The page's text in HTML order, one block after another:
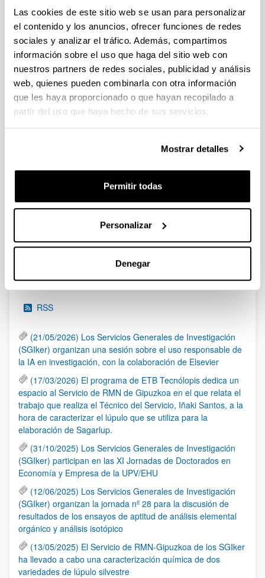
Las cookies de este sitio web se usan para personalizar
el contenido y los anuncios, ofrecer funciones de redes
sociales y analizar el tráfico. Además, compartimos
información sobre el uso que haga del sitio web con
nuestros partners de redes sociales, publicidad y análisis
web, quienes pueden combinarla con otra información
que les haya proporcionado o que hayan recopilado a
partir del uso que haya hecho de sus servicios.
Mostrar detalles
Permitir todas
Personalizar
Denegar
Artificial “
Plazo de presentación cerrado: 31/01/2024 - 21/02/2024
13/03/2024 Propuesta de adjudicación de la beca. 26/02/24
Listado de solicitudes admitidas que pasan a fase de
Valoración. 30/01/2024-Se ha publicado la convocatoria
PROYECTOS ETORKIZUNA ERAIKIZ GIPUZKOA TALDEAN
2024
18/04/2024 Se ha publicado la convocatoria
PROYECTOS ETORKIZUNA ERAIKIZ GIPUZKOA TALDEAN
Plazo de presentación cerrado: 24/05/2023 - 19/06/2023 12:00
24/05/2023 - Se han modificado los documentos de
PáginaPáginas intermedias Use TAB para desplazarse.
PáginaPáginaPáginaPáginas intermedias
Página
Noticias
RSS
(21/05/2026) Los Servicios Generales de Investigación
(SGIker) organizan una sesión sobre el uso responsable de
la IA en investigación, con la colaboración de Elsevier
(17/03/2026) El programa de ETB Tecnólopis dedica un
espacio al Servicio de RMN de Gipuzkoa en el que relata el
trabajo que realiza el Técnico del Servicio, Iñaki Santos, a la
hora de caracterizar el lúpulo que se utiliza para la
elaboración de Sagarlup.
(31/10/2025) Los Servicios Generales de Investigación
(SGIker) participan en las XI Jornadas de Doctorados en
Economía y Empresa de la UPV/EHU
(12/06/2025) Los Servicios Generales de Investigación
(SGIker) organizan la jornada nº 28 para la discusión de
resultados de los ensayos de aptitud de análisis elemental
orgánico y análisis isotópico
(13/05/2025) El Servicio de RMN-Gipuzkoa de los SGIker
ha llevado a cabo una caracterización química de dos
variedades de lúpulo silvestre